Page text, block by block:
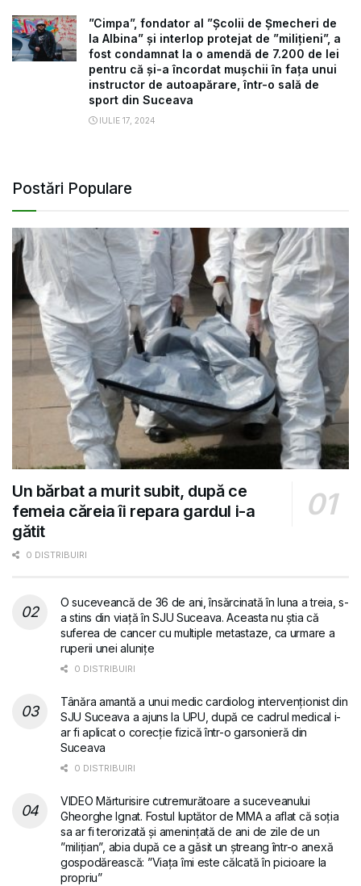
”Cimpa”, fondator al ”Școlii de Șmecheri de
la Albina” și interlop protejat de ”milițieni”, a
fost condamnat la o amendă de 7.200 de lei
pentru că și-a încordat mușchii în fața unui
instructor de autoapărare, într-o sală de
sport din Suceava
IULIE 17, 2024
Postări Populare
Un bărbat a murit subit, după ce
femeia căreia îi repara gardul i-a
gătit
0 DISTRIBUIRI
O suceveancă de 36 de ani, însărcinată în luna a treia, s-
a stins din viață în SJU Suceava. Aceasta nu știa că
suferea de cancer cu multiple metastaze, ca urmare a
ruperii unei alunițe
0 DISTRIBUIRI
Tânăra amantă a unui medic cardiolog intervenționist din
SJU Suceava a ajuns la UPU, după ce cadrul medical i-
ar fi aplicat o corecție fizică într-o garsonieră din
Suceava
0 DISTRIBUIRI
VIDEO Mărturisire cutremurătoare a suceveanului
Gheorghe Ignat. Fostul luptător de MMA a aflat că soția
sa ar fi terorizată și amenințată de ani de zile de un
”milițian”, abia după ce a găsit un ștreang într-o anexă
gospodărească: ”Viața îmi este călcată în picioare la
propriu”